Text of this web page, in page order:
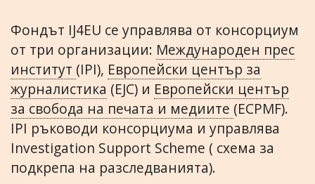
Фондът IJ4EU се управлява от консорциум
от три организации: Международен прес
институт (IPI), Европейски център за
журналистика (EJC) и Европейски център
за свобода на печата и медиите (ECPMF).
IPI ръководи консорциума и управлява
Investigation Support Scheme ( схема за
подкрепа на разследванията).